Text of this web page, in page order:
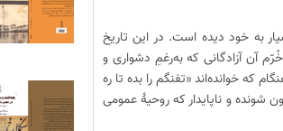
به خود دیده است. در این تاریخ
آن آزادگانی که به‌رغمِ دشواری و
که خوانده‌اند «تفنگم را بده تا ره
شونده و ناپایدار که روحیۀ عمومی